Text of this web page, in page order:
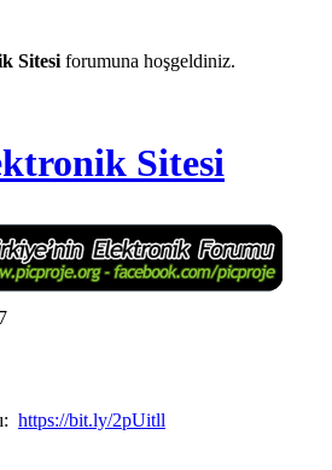
Sitesi forumuna hoşgeldiniz.
Sitesi
https://bit.ly/2pUitll